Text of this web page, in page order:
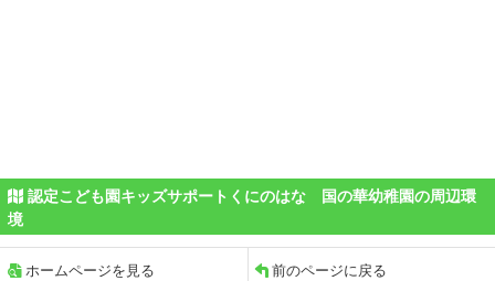
認定こども園キッズサポートくにのはな 国の華幼稚園の周辺環
境
ホームページを見る 前のページに戻る